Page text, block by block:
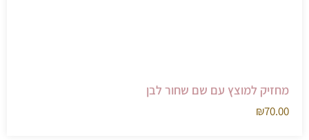
מחזיק למוצץ עם שם שחור לבן
₪70.00